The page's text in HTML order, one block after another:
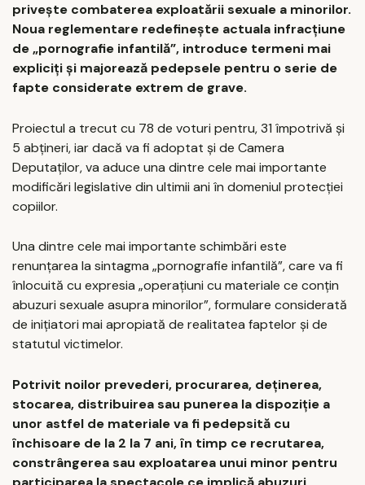
privește combaterea exploatării sexuale a minorilor.
Noua reglementare redefinește actuala infracțiune
de „pornografie infantilă”, introduce termeni mai
expliciți și majorează pedepsele pentru o serie de
fapte considerate extrem de grave.
Proiectul a trecut cu 78 de voturi pentru, 31 împotrivă și
5 abțineri, iar dacă va fi adoptat și de Camera
Deputaților, va aduce una dintre cele mai importante
modificări legislative din ultimii ani în domeniul protecției
copiilor.
Una dintre cele mai importante schimbări este
renunțarea la sintagma „pornografie infantilă”, care va fi
înlocuită cu expresia „operațiuni cu materiale ce conțin
abuzuri sexuale asupra minorilor”, formulare considerată
de inițiatori mai apropiată de realitatea faptelor și de
statutul victimelor.
Potrivit noilor prevederi, procurarea, deținerea,
stocarea, distribuirea sau punerea la dispoziție a
unor astfel de materiale va fi pedepsită cu
închisoare de la 2 la 7 ani, în timp ce recrutarea,
constrângerea sau exploatarea unui minor pentru